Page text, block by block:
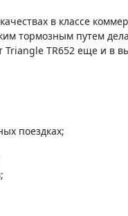
в классе
тормозным путем
TR652 еще и в
поездках;